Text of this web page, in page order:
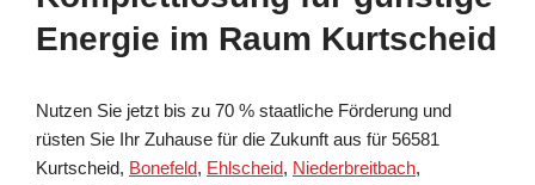
Energie im Raum Kurtscheid
Nutzen Sie jetzt bis zu 70 % staatliche Förderung und
rüsten Sie Ihr Zuhause für die Zukunft aus für 56581
Kurtscheid, Bonefeld, Ehlscheid, Niederbreitbach,